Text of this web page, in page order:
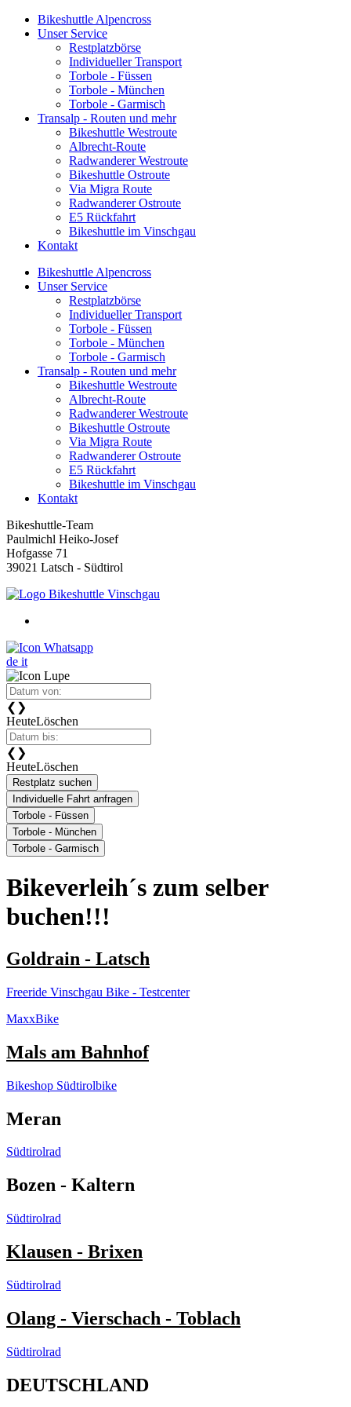
Bikeshuttle Alpencross
Unser Service
Restplatzbörse
Individueller Transport
Torbole - Füssen
Torbole - München
Torbole - Garmisch
Transalp - Routen und mehr
Bikeshuttle Westroute
Albrecht-Route
Radwanderer Westroute
Bikeshuttle Ostroute
Via Migra Route
Radwanderer Ostroute
E5 Rückfahrt
Bikeshuttle im Vinschgau
Kontakt
Bikeshuttle Alpencross
Unser Service
Restplatzbörse
Individueller Transport
Torbole - Füssen
Torbole - München
Torbole - Garmisch
Transalp - Routen und mehr
Bikeshuttle Westroute
Albrecht-Route
Radwanderer Westroute
Bikeshuttle Ostroute
Via Migra Route
Radwanderer Ostroute
E5 Rückfahrt
Bikeshuttle im Vinschgau
Kontakt
Bikeshuttle-Team
Paulmichl Heiko-Josef
Hofgasse 71
39021 Latsch - Südtirol
de it
❮ ❯
HeuteLöschen
❮ ❯
HeuteLöschen
Restplatz suchen
Individuelle Fahrt anfragen
Torbole - Füssen
Torbole - München
Torbole - Garmisch
Bikeverleih´s zum selber
buchen!!!
Goldrain - Latsch
Freeride Vinschgau Bike - Testcenter
MaxxBike
Mals am Bahnhof
Bikeshop Südtirolbike
Meran
Südtirolrad
Bozen - Kaltern
Südtirolrad
Klausen - Brixen
Südtirolrad
Olang - Vierschach - Toblach
Südtirolrad
DEUTSCHLAND